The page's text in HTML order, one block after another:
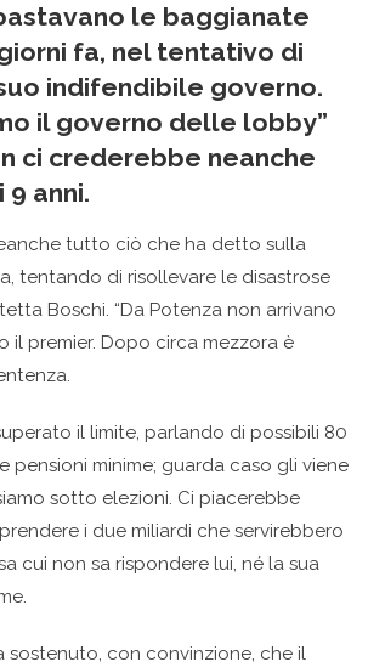
le baggianate
fa, nel tentativo di
indifendibile governo.
il governo delle lobby”
ci crederebbe neanche
anni.
tutto ciò che ha detto sulla
tentando di risollevare le disastrose
Boschi. “Da Potenza non arrivano
il premier. Dopo circa mezzora è
il limite, parlando di possibili 80
pensioni minime; guarda caso gli viene
sotto elezioni. Ci piacerebbe
i due miliardi che servirebbero
cui non sa rispondere lui, né la sua
sostenuto, con convinzione, che il